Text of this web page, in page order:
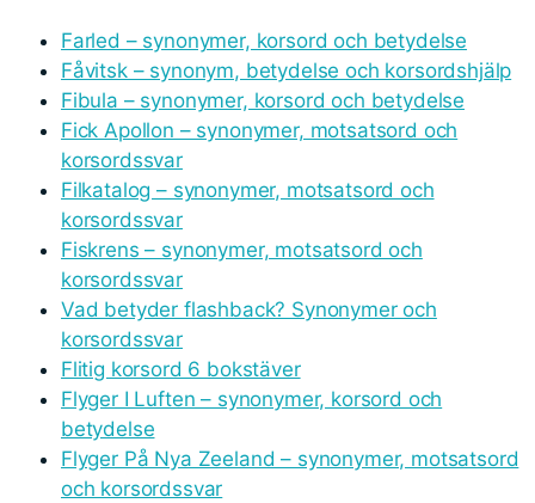
Farled – synonymer, korsord och betydelse
Fåvitsk – synonym, betydelse och korsordshjälp
Fibula – synonymer, korsord och betydelse
Fick Apollon – synonymer, motsatsord och
korsordssvar
Filkatalog – synonymer, motsatsord och
korsordssvar
Fiskrens – synonymer, motsatsord och
korsordssvar
Vad betyder flashback? Synonymer och
korsordssvar
Flitig korsord 6 bokstäver
Flyger I Luften – synonymer, korsord och
betydelse
Flyger På Nya Zeeland – synonymer, motsatsord
och korsordssvar